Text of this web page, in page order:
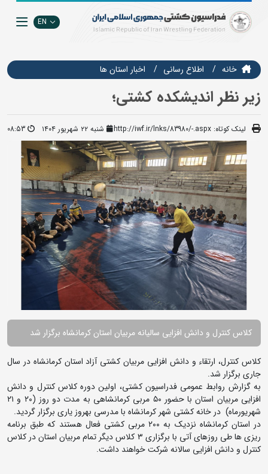
EN
خانه اطلاع رسانی اخبار استان ها
زیر نظر اندیشکده کشتی؛
لینک کوتاه: http://iwf.ir/lnks/83980/-.aspx شنبه ۲۲ شهریور ۱۴۰۴ 08:53
کلاس کنترل و دانش افزایی سالیانه مربیان استان کرمانشاه برگزار شد
کلاس کنترل، ارتقاء و دانش افزایی مربیان کشتی آزاد استان کرمانشاه در سال
جاری برگزار شد.
به گزارش روابط عمومی فدراسیون کشتی، اولین دوره کلاس کنترل و دانش
افزایی مربیان استان با حضور ۵۰ مربی کرمانشاهی به مدت دو روز (۲۰ و ۲۱
شهریورماه) در خانه کشتی شهر کرمانشاه با مدرسی بهروز یاری برگزار گردید.
در استان کرمانشاه نزدیک به ۲۰۰ مربی کشتی فعال هستند که طبق برنامه
ریزی ها طی روزهای آتی با برگزاری ۳ کلاس دیگر تمام مربیان استان در کلاس
کنترل و دانش افزایی سالانه شرکت خواهند داشت.